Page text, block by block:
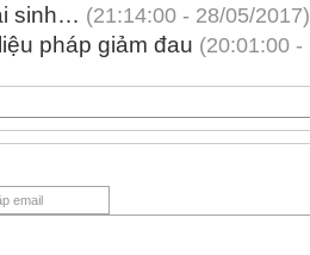
sinh… (21:14:00 - 28/05/2017)
pháp giảm đau (20:01:00 -